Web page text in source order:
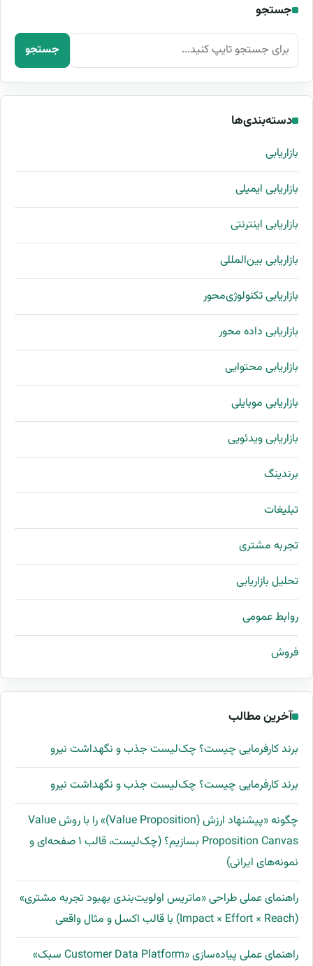
جستجو
جستجو برای: جستجو
دسته‌بندی‌ها
بازاریابی
بازاریابی ایمیلی
بازاریابی اینترنتی
بازاریابی بین‌المللی
بازاریابی تکنولوژی‌محور
بازاریابی داده محور
بازاریابی محتوایی
بازاریابی موبایلی
بازاریابی ویدئویی
برندینگ
تبلیغات
تجربه مشتری
تحلیل بازاریابی
روابط عمومی
فروش
آخرین مطالب
برند کارفرمایی چیست؟ چک‌لیست جذب و نگهداشت نیرو
برند کارفرمایی چیست؟ چک‌لیست جذب و نگهداشت نیرو
چگونه «پیشنهاد ارزش (Value Proposition)» را با روش Value
Proposition Canvas بسازیم؟ (چک‌لیست، قالب ۱ صفحه‌ای و
نمونه‌های ایرانی)
راهنمای عملی طراحی «ماتریس اولویت‌بندی بهبود تجربه مشتری»
(Impact × Effort × Reach) با قالب اکسل و مثال واقعی
راهنمای عملی پیاده‌سازی «Customer Data Platform سبک»